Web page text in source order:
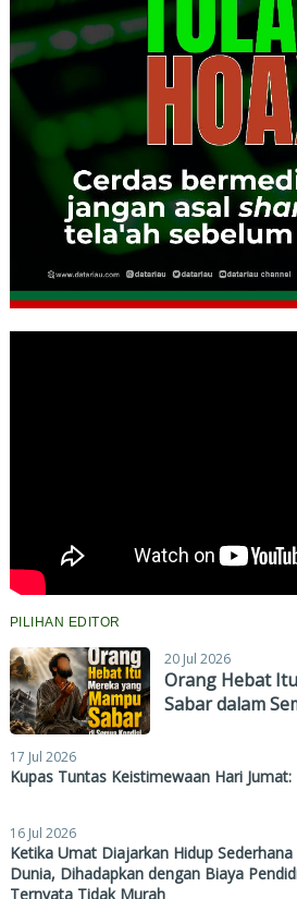
PILIHAN EDITOR
20 Jul 2026
Orang Hebat
Sabar dalam
17 Jul 2026
Kupas Tuntas Keistimewaan Hari
16 Jul 2026
Ketika Umat Diajarkan Hidup
Dunia, Dihadapkan dengan Biaya
Ternyata Tidak Murah